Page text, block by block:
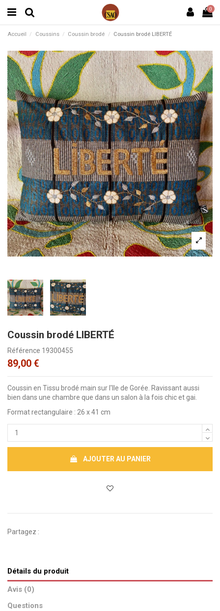
0
Accueil Coussins Coussin brodé Coussin brodé LIBERTÉ
Coussin brodé LIBERTÉ
Référence 19300455
89,00 €
Coussin en Tissu brodé main sur l'Ile de Gorée. Ravissant aussi
bien dans une chambre que dans un salon à la fois chic et gai.
Format rectangulaire : 26 x 41 cm
AJOUTER AU PANIER
Partagez :
Détails du produit
Avis (0)
Questions